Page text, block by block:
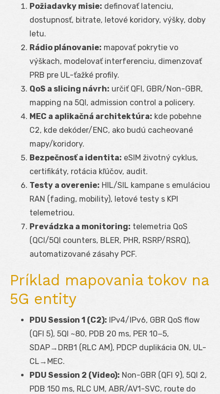
Požiadavky misie: definovať latenciu,
dostupnosť, bitrate, letové koridory, výšky, doby
letu.
Rádio plánovanie: mapovať pokrytie vo
výškach, modelovať interferenciu, dimenzovať
PRB pre UL-ťažké profily.
QoS a slicing návrh: určiť QFI, GBR/Non-GBR,
mapping na 5QI, admission control a policery.
MEC a aplikačná architektúra: kde pobehne
C2, kde dekóder/ENC, ako budú cacheované
mapy/koridory.
Bezpečnosť a identita: eSIM životný cyklus,
certifikáty, rotácia kľúčov, audit.
Testy a overenie: HIL/SIL kampane s emuláciou
RAN (fading, mobility), letové testy s KPI
telemetriou.
Prevádzka a monitoring: telemetria QoS
(QCI/5QI counters, BLER, PHR, RSRP/RSRQ),
automatizované zásahy PCF.
Príklad mapovania tokov na
5G entity
PDU Session 1 (C2): IPv4/IPv6, GBR QoS flow
(QFI 5), 5QI ~80, PDB 20 ms, PER 10−5,
SDAP→DRB1 (RLC AM), PDCP duplikácia ON, UL-
CL→MEC.
PDU Session 2 (Video): Non-GBR (QFI 9), 5QI 2,
PDB 150 ms, RLC UM, ABR/AV1-SVC, route do